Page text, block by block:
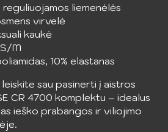
liemenėlės
virvelė
kaukė
M
10% elastanas
sau pasinerti į aistros
CR 4700 komplektu – idealus
ieško prabangos ir viliojimo